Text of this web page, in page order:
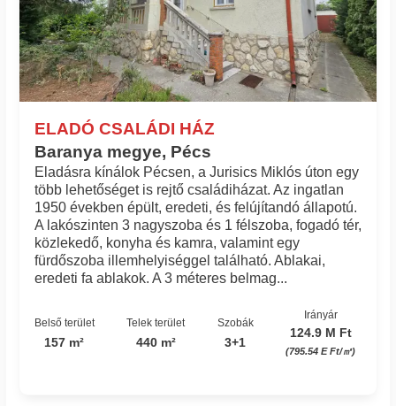
ELADÓ CSALÁDI HÁZ
Baranya megye, Pécs
Eladásra kínálok Pécsen, a Jurisics Miklós úton egy
több lehetőséget is rejtő családiházat. Az ingatlan
1950 években épült, eredeti, és felújítandó állapotú.
A lakószinten 3 nagyszoba és 1 félszoba, fogadó tér,
közlekedő, konyha és kamra, valamint egy
fürdőszoba illemhelyiséggel található. Ablakai,
eredeti fa ablakok. A 3 méteres belmag...
Belső terület
157 m²
Telek terület
440 m²
Szobák
3+1
Irányár
124.9 M Ft
(795.54 E Ft/㎡)